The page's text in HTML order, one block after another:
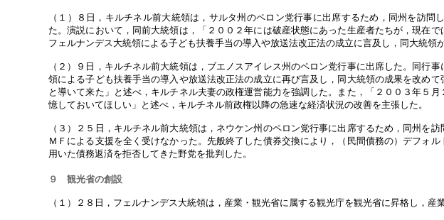
（１）８日，キルチネル前大統領は，サルタ州のペロン党行事に出席するため，同州を訪
た。演説において，同前大統領は，「２００２年には破産状態にあった生産者たちが，現在
フェルナンデス大統領による子ども扶養手当の導入や放送法改正法の成立に言及し，同大統領
（２）９日，キルチネル前大統領は，ブエノスアイレス州のペロン党行事に出席した。同
領による子ども扶養手当の導入や放送法改正法の成立に再び言及し，同大統領の成果を改め
と導いて来た」と述べ，キルチネル夫妻の政権運営能力を強調した。また，「２００３年５
憶しておいてほしい」と述べ，キルチネル前政権以降の急速な経済状況の改善を主張した。
（３）２５日，キルチネル前大統領は，ネウケン州のペロン党行事に出席するため，同州を
ＭＦによる支援を全く受けなかった。先般終了した債券交換により，（民間債務の）デフォ
用いた債務返済を拒否してきた野党を批判した。
９ 観光省の創設
（１）２８日，フェルナンデス大統領は，産業・観光省に属する観光庁を観光省に昇格し，